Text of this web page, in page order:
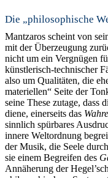
Die „philosophische
Mantzaros scheint von
mit der Überzeugung
nicht um ein Vergnügen
künstlerisch-technischer
also um Qualitäten, die
materiellen“ Seite der
seine These zutage,
diene, einerseits das Wahre
sinnlich spürbares
innere Weltordnung
der Musik, die Seele
sie einem Begreifen des
Annäherung der